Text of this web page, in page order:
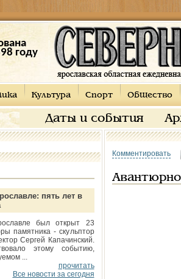
году
Культура Спорт Общество
Даты и события
пять лет в
был открыт 23
памятника - скульптор
Сергей Капачинский.
этому событию,
...
прочитать
Все новости за сегодня
Комментировать